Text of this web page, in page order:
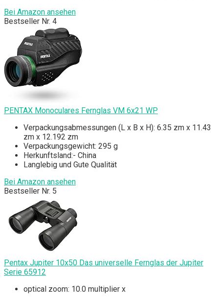
Bei Amazon ansehen
Bestseller Nr. 4
PENTAX Monoculares Fernglas VM 6x21 WP
Verpackungsabmessungen (L x B x H): 6.35 zm x 11.43
zm x 12.192 zm
Verpackungsgewicht: 295 g
Herkunftsland:- China
Langlebig und Gute Qualität
Bei Amazon ansehen
Bestseller Nr. 5
Pentax Jupiter 10x50 Das universelle Fernglas der Jupiter
Serie 65912
optical zoom: 10.0 multiplier x